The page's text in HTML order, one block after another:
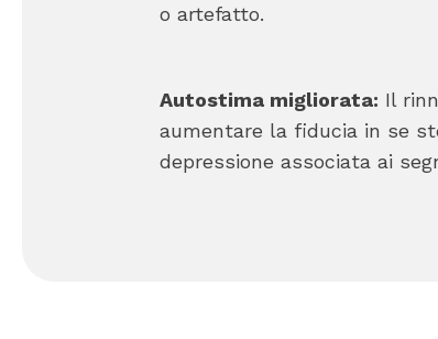
o artefatto.
Autostima migliorata: Il
aumentare la fiducia in se
depressione associata ai